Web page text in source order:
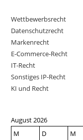
Wettbewerbsrecht
Datenschutzrecht
Markenrecht
E-Commerce-Recht
IT-Recht
Sonstiges IP-Recht
KI und Recht
August 2026
M
D M